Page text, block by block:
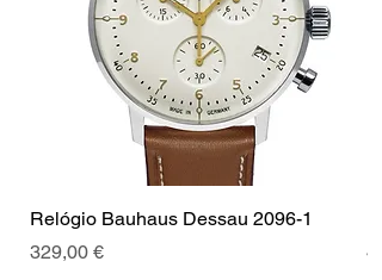
Relógio Bauhaus Dessau 2096-1
Preis
329,00 €